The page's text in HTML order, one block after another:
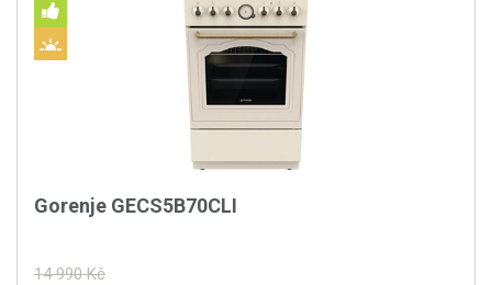
Gorenje GECS5B70CLI
14 990 Kč